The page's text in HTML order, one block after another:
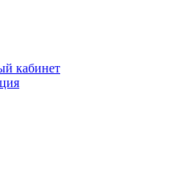
кабинет